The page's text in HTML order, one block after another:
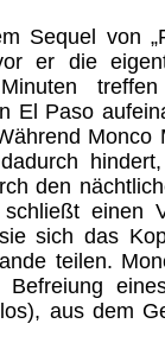
Sequel von
er die
El Paso
Monco
den
einen
sich das
teilen.
aus dem